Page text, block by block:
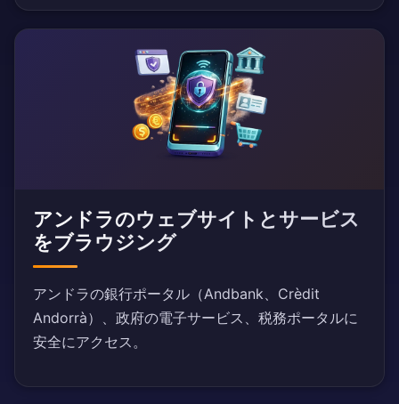
アンドラのウェブサイトとサービス
をブラウジング
アンドラの銀行ポータル（Andbank、Crèdit
Andorrà）、政府の電子サービス、税務ポータルに
安全にアクセス。